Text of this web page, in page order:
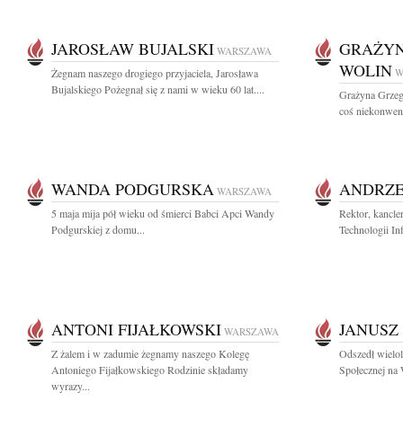
JAROSŁAW BUJALSKI WARSZAWA
Żegnam naszego drogiego przyjaciela, Jarosława
Bujalskiego Pożegnał się z nami w wieku 60 lat....
WOLIN
Grażyna
coś
WANDA PODGURSKA WARSZAWA
5 maja mija pół wieku od śmierci Babci Apci Wandy
Podgurskiej z domu...
Rektor,
Technologii
ANTONI FIJAŁKOWSKI WARSZAWA
Z żalem i w zadumie żegnamy naszego Kolegę
Antoniego Fijałkowskiego Rodzinie składamy
wyrazy...
Odszedł
Społecznej